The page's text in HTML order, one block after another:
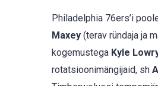
Philadelphia 76ers’i
Maxey (terav ründaja ja
kogemustega Kyle
rotatsioonimängijaid, sh